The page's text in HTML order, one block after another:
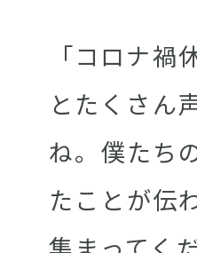
「コロナ
とたくさん
ね。僕たち
たことが伝